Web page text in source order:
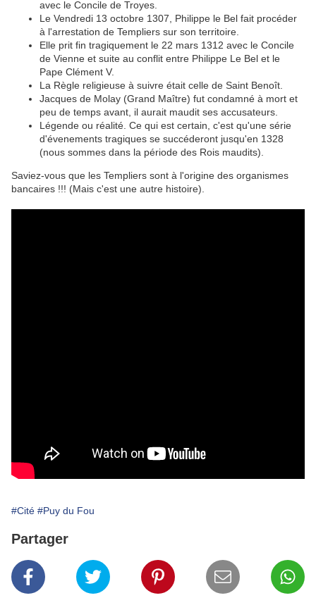
avec le Concile de Troyes.
Le Vendredi 13 octobre 1307, Philippe le Bel fait procéder
à l'arrestation de Templiers sur son territoire.
Elle prit fin tragiquement le 22 mars 1312 avec le Concile
de Vienne et suite au conflit entre Philippe Le Bel et le
Pape Clément V.
La Règle religieuse à suivre était celle de Saint Benoît.
Jacques de Molay (Grand Maître) fut condamné à mort et
peu de temps avant, il aurait maudit ses accusateurs.
Légende ou réalité. Ce qui est certain, c'est qu'une série
d'évenements tragiques se succéderont jusqu'en 1328
(nous sommes dans la période des Rois maudits).
Saviez-vous que les Templiers sont à l'origine des organismes
bancaires !!! (Mais c'est une autre histoire).
#Cité #Puy du Fou
Partager